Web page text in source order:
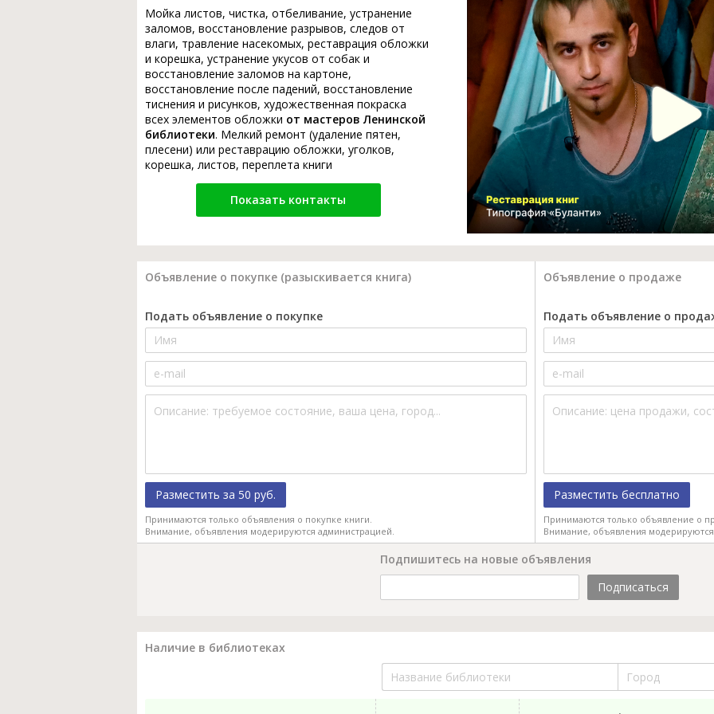
Мойка листов, чистка, отбеливание, устранение
заломов, восстановление разрывов, следов от
влаги, травление насекомых, реставрация обложки
и корешка, устранение укусов от собак и
восстановление заломов на картоне,
восстановление после падений, восстановление
тиснения и рисунков, художественная покраска
всех элементов обложки от мастеров Ленинской
библиотеки. Мелкий ремонт (удаление пятен,
плесени) или реставрацию обложки, уголков,
корешка, листов, переплета книги
Показать контакты
Объявление о покупке (разыскивается книга) Объявление о продаже
Подать объявление о покупке
Разместить за 50 руб.
Принимаются только объявления о покупке книги.
Внимание, объявления модерируются администрацией.
Подать объявление о
Разместить бесплатно
Принимаются только объявление о
Внимание, объявления
Подпишитесь на новые объявления
Подписаться
Наличие в библиотеках